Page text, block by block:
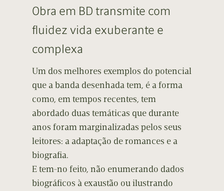
Obra em BD transmite com
fluidez vida exuberante e
complexa
Um dos melhores exemplos do potencial
que a banda desenhada tem, é a forma
como, em tempos recentes, tem
abordado duas temáticas que durante
anos foram marginalizadas pelos seus
leitores: a adaptação de romances e a
biografia.
E tem-no feito, não enumerando dados
biográficos à exaustão ou ilustrando